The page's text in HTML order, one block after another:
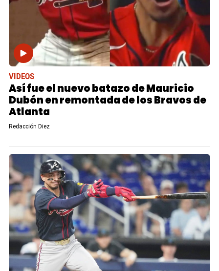
VIDEOS
Así fue el nuevo batazo de Mauricio
Dubón en remontada de los Bravos de
Atlanta
Redacción Diez